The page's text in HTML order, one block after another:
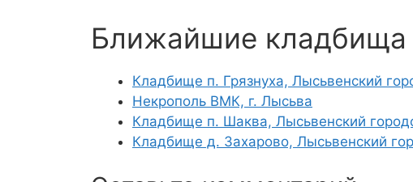
Ближайшие кладбища
Кладбище п. Грязнуха, Лысьвенский
Некрополь ВМК, г. Лысьва
Кладбище п. Шаква, Лысьвенский
Кладбище д. Захарово, Лысьвенский